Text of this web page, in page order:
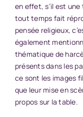
en effet, s’il est
tout temps fait
pensée religieux,
également
thématique de
présents dans les
ce sont les images
que leur mise en
propos sur la table.